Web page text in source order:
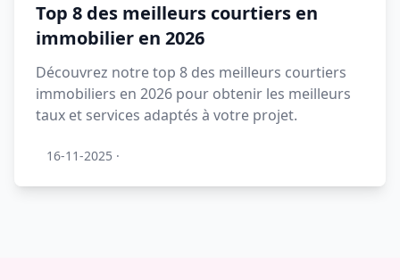
Top 8 des meilleurs courtiers en
immobilier en 2026
Découvrez notre top 8 des meilleurs courtiers
immobiliers en 2026 pour obtenir les meilleurs
taux et services adaptés à votre projet.
16-11-2025 ·